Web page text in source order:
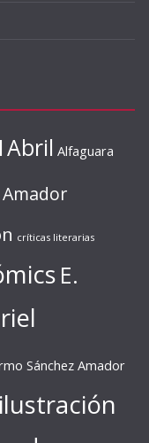
Abril Alfaguara
críticas literarias
E.
Sánchez Amador
ilustración